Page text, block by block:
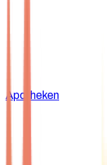
Apotheken